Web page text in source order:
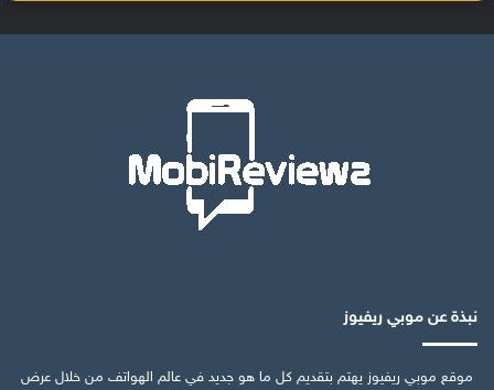
نبذة عن موبي ريفيوز
موقع موبي ريفيوز يهتم بتقديم كل ما هو جديد في عالم الهواتف من خلال عرض